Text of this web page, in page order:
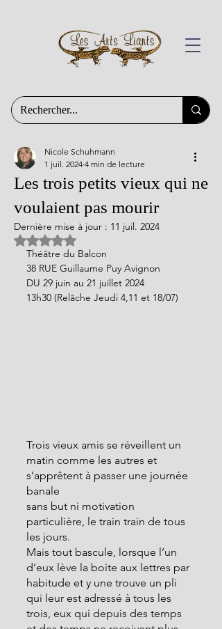
Les trois petits vieux qui ne
voulaient pas mourir
Nicole Schuhmann
1 juil. 2024 4 min de lecture
Dernière mise à jour : 11 juil. 2024
Noté NaN étoiles sur 5.
Théâtre du Balcon
38 RUE Guillaume Puy Avignon
DU 29 juin au 21 juillet 2024
13h30 (Relâche Jeudi 4,11 et 18/07)
Trois vieux amis se réveillent un
matin comme les autres et
s’apprêtent à passer une journée
banale
sans but ni motivation
particulière, le train train de tous
les jours.
Mais tout bascule, lorsque l’un
d’eux lève la boite aux lettres par
habitude et y une trouve un pli
qui leur est adressé à tous les
trois, eux qui depuis des temps